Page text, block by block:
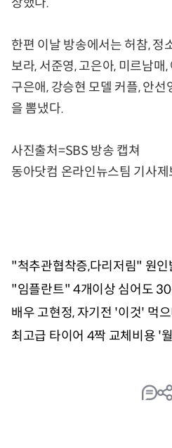
한편 이날 방송에서는 허참, 정
보라, 서준영, 고은아, 미르남매
구은애, 강승현 모델 커플, 안
을 뽐냈다.
사진출처=SBS 방송 캡쳐
동아닷컴 온라인뉴스팀 기사제